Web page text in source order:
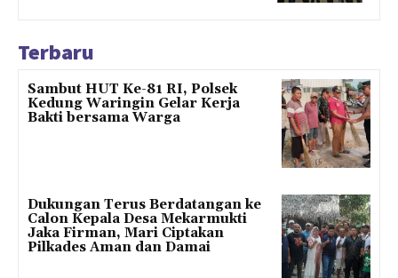
Terbaru
Sambut HUT Ke-81 RI, Polsek
Kedung Waringin Gelar Kerja
Bakti bersama Warga
Dukungan Terus Berdatangan ke
Calon Kepala Desa Mekarmukti
Jaka Firman, Mari Ciptakan
Pilkades Aman dan Damai